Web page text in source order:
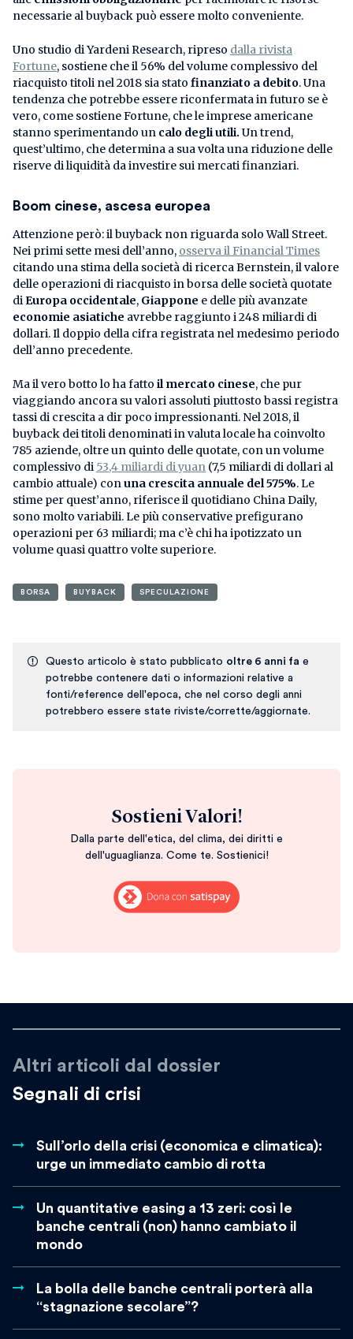
necessarie al buyback può essere molto conveniente.
Uno studio di Yardeni Research, ripreso dalla rivista
Fortune, sostiene che il 56% del volume complessivo del
riacquisto titoli nel 2018 sia stato finanziato a debito. Una
tendenza che potrebbe essere riconfermata in futuro se è
vero, come sostiene Fortune, che le imprese americane
stanno sperimentando un calo degli utili. Un trend,
quest’ultimo, che determina a sua volta una riduzione delle
riserve di liquidità da investire sui mercati finanziari.
Boom cinese, ascesa europea
Attenzione però: il buyback non riguarda solo Wall Street.
Nei primi sette mesi dell’anno, osserva il Financial Times
citando una stima della società di ricerca Bernstein, il valore
delle operazioni di riacquisto in borsa delle società quotate
diEuropa occidentale, Giappone e delle più avanzate
economie asiatiche avrebbe raggiunto i 248 miliardi di
dollari. Il doppio della cifra registrata nel medesimo periodo
dell’anno precedente.
Ma il vero botto lo ha fatto il mercato cinese, che pur
viaggiando ancora su valori assoluti piuttosto bassi registra
tassi di crescita a dir poco impressionanti. Nel 2018, il
buyback dei titoli denominati in valuta locale ha coinvolto
785 aziende, oltre un quinto delle quotate, con un volume
complessivo di 53,4 miliardi di yuan (7,5 miliardi di dollari al
cambio attuale) con una crescita annuale del 575%. Le
stime per quest’anno, riferisce il quotidiano China Daily,
sono molto variabili. Le più conservative prefigurano
operazioni per 63 miliardi; ma c’è chi ha ipotizzato un
volume quasi quattro volte superiore.
BORSA BUYBACK SPECULAZIONE
Questo articolo è stato pubblicato oltre 6 anni fa e
potrebbe contenere dati o informazioni relative a
fonti/reference dell'epoca, che nel corso degli anni
potrebbero essere state riviste/corrette/aggiornate.
Sostieni Valori!
Dalla parte dell'etica, del clima, dei diritti e
dell'uguaglianza. Come te. Sostienici!
Altri articoli dal dossier
Segnali di crisi
Sull’orlo della crisi (economica e climatica):
urge un immediato cambio di rotta
Un quantitative easing a 13 zeri: così le
banche centrali (non) hanno cambiato il
mondo
La bolla delle banche centrali porterà alla
“stagnazione secolare”?